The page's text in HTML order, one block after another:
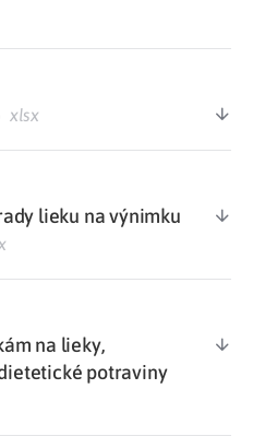
xlsx
lieku na výnimku
na lieky,
potraviny